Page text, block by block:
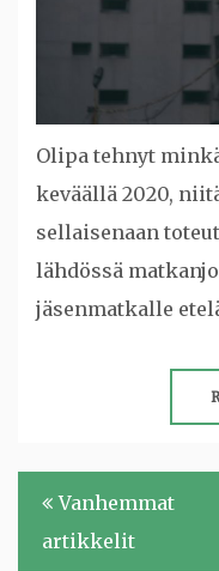
Olipa tehnyt
keväällä 2020,
sellaisenaan
lähdössä
jäsenmatkalle
Artikkelien
selaus
Vanhemmat
artikkelit